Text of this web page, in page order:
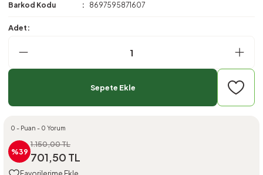
Barkod Kodu
8697595871607
Adet:
Sepete Ekle
0 - Puan - 0 Yorum
%39
1.150,00 TL
701,50 TL